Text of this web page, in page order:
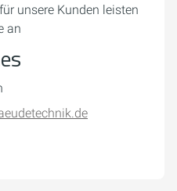
unsere Kunden leisten
an